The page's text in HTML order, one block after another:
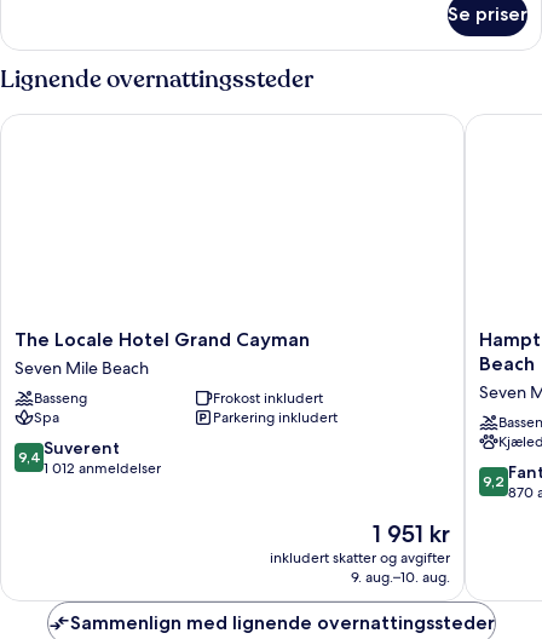
seng
(Suite)
1
seng
Se priser
Lignende overnattingssteder
The
Locale
Hotel
Grand
Cayman
Seven
Mile
The Locale Hotel Grand Cayman
Seven Mile Beach
Basseng
Frokost inkludert
Spa
Parkering inkludert
9.4
av
9,4 Suverent
1 012 anmeldelser
Prisen
er
1 951 kr
1 951 kr
inkludert skatter og avgifter
9. aug.–10. aug.
The Locale Hotel Grand Cayman
by
Grand
Cayman
Seven
Mile
Beach
Beach
Seven
9.2
av
9,2
870
Sammenlign med lignende overnattingssteder